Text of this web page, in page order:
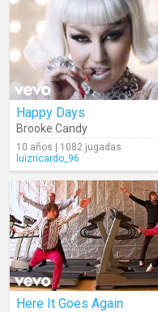
Happy Days
Brooke Candy
10 años | 1082 jugadas
luizricardo_96
Here It Goes Again